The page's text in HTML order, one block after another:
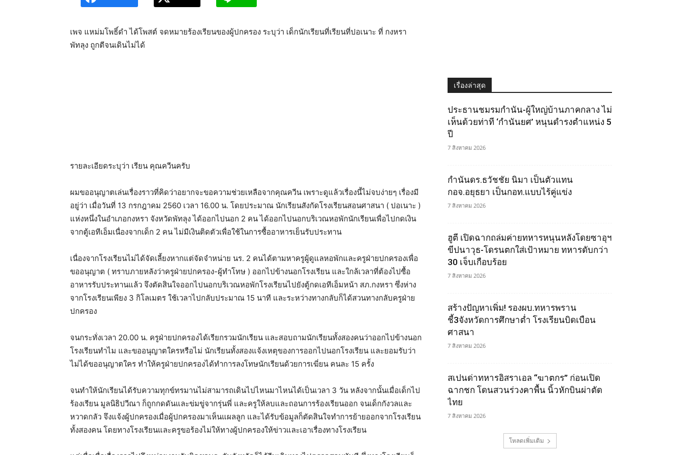
เพจ แหม่มโพธิ์ดำ ได้โพสต์ จดหมายร้องเรียนของผู้ปกครอง ระบุว่า เด็กนักเรียนที่เรียนที่ปอเนาะ ที่ กงหรา
พัทลุง ถูกตีจนเดินไม่ได้
รายละเอียดระบุว่า เรียน คุณควีนครับ
ผมขออนุญาตเล่นเรื่องราวที่คิดว่าอยากจะขอความช่วยเหลือจากคุณควีน เพราะดูแล้วเรื่องนี้ไม่จบง่ายๆ เรื่องมี
อยู่ว่า เมื่อวันที่ 13 กรกฎาคม 2560 เวลา 16.00 น. โดยประมาณ นักเรียนสังกัดโรงเรียนสอนศาสนา ( ปอเนาะ )
แห่งหนึ่งในอำเภอกงหรา จังหวัดพัทลุง ได้ออกไปนอก 2 คน ได้ออกไปนอกบริเวณหอพักนักเรียนเพื่อไปกดเงิน
จากตู้เอทีเอ็มเนื่องจากเด็ก 2 คน ไม่มีเงินติดตัวเพื่อใช้ในการซื้ออาหารเย็นรับประทาน
เนื่องจากโรงเรียนไม่ได้จัดเลี้ยงหากแต่จัดจำหน่าย นร. 2 คนได้ตามหาครูผู้ดูแลหอพักและครูฝ่ายปกครองเพื่อ
ขออนุญาต ( ทราบภายหลังว่าครูฝ่ายปกครอง-ผู้ทำโทษ ) ออกไปข้างนอกโรงเรียน และใกล้เวลาที่ต้องไปซื้อ
อาหารรับประทานแล้ว จึงตัดสินใจออกไปนอกบริเวณหอพักโรงเรียนไปยังตู้กดเอทีเอ็มหน้า สภ.กงหรา ซึ่งห่าง
จากโรงเรียนเพียง 3 กิโลเมตร ใช้เวลาไปกลับประมาณ 15 นาที และระหว่างทางกลับก็ได้สวนทางกลับครูฝ่าย
ปกครอง
จนกระทั่งเวลา 20.00 น. ครูฝ่ายปกครองได้เรียกรวมนักเรียน และสอบถามนักเรียนทั้งสองคนว่าออกไปข้างนอก
โรงเรียนทำไม และขออนุญาตใครหรือไม่ นักเรียนทั้งสองแจ้งเหตุของการออกไปนอกโรงเรียน และยอมรับว่า
ไม่ได้ขออนุญาตใคร ทำให้ครูฝ่ายปกครองได้ทำการลงโทษนักเรียนด้วยการเฆี่ยน คนละ 15 ครั้ง
จนทำให้นักเรียนได้รับความทุกข์ทรมานไม่สามารถเดินไปไหนมาไหนได้เป็นเวลา 3 วัน หลังจากนั้นเมื่อเด็กไป
ร้องเรียน มูลนิธิปวีณา ก็ถูกกดดันและข่มขู่จากรุ่นพี่ และครูให้ลบและถอนการร้องเรียนออก จนเด็กกังวลและ
หวาดกลัว จึงแจ้งผู้ปกครองเมื่อผู้ปกครองมาเห็นแผลลูก และได้รับข้อมูลก็ตัดสินใจทำการย้ายออกจากโรงเรียน
ทั้งสองคน โดยทางโรงเรียนและครูขอร้องไม่ให้ทางผู้ปกครองให้ข่าวและเอาเรื่องทางโรงเรียน
เรื่องล่าสุด
ประธานชมรมกำนัน-ผู้ใหญ่บ้านภาคกลาง ไม่
เห็นด้วยท่าที ‘กำนันยศ’ หนุนดำรงตำแหน่ง 5
ปี
7 สิงหาคม 2026
กำนันดร.ธวัชชัย นิมา เป็นตัวแทน
กอจ.อยุธยา เป็นกอท.แบบไร้คู่แข่ง
7 สิงหาคม 2026
ฮูตี เปิดฉากถล่มค่ายทหารหนุนหลังโดยซาอุฯ
ขีปนาวุธ-โดรนตกใส่เป้าหมาย ทหารดับกว่า
30 เจ็บเกือบร้อย
7 สิงหาคม 2026
สร้างปัญหาเพิ่ม! รองผบ.ทหารพราน
ชี้3จังหวัดการศึกษาต่ำ โรงเรียนบิดเบือน
ศาสนา
7 สิงหาคม 2026
สเปนด่าทหารอิสราเอล “ฆาตกร” ก่อนเปิด
ฉากชก โดนสวนร่วงคาพื้น นิ้วหักบินผ่าตัด
ไทย
7 สิงหาคม 2026
โหลดเพิ่มเติม